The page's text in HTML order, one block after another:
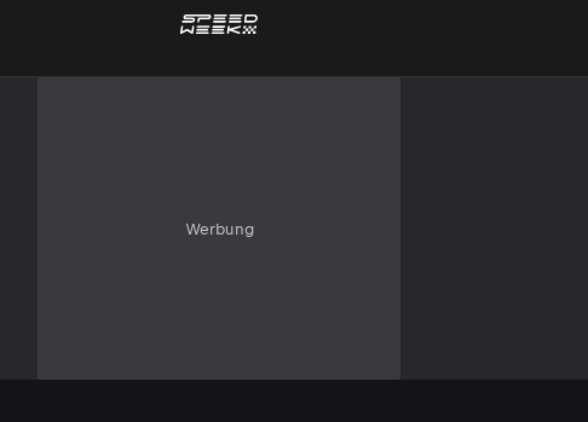
Werbung